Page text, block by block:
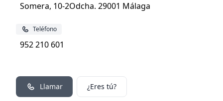
Somera, 10-2Odcha. 29001 Málaga
Teléfono
952 210 601
Llamar ¿Eres tú?